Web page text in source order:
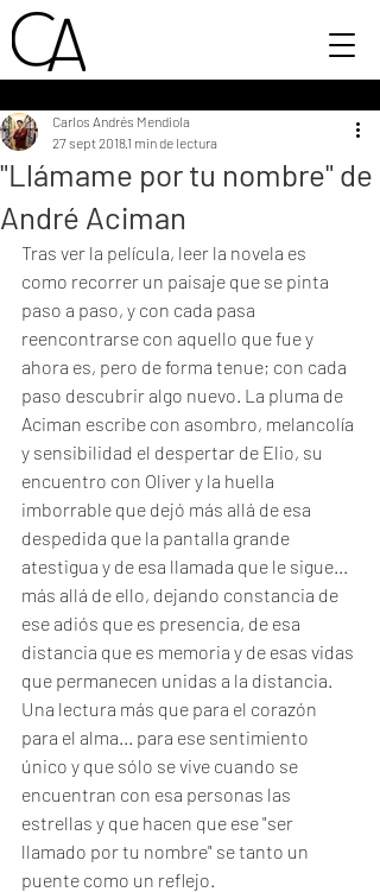
"Llámame por tu nombre" de
André Aciman
Carlos Andrés Mendiola
27 sept 20181 min de lectura
Tras ver la película, leer la novela es
como recorrer un paisaje que se pinta
paso a paso, y con cada pasa
reencontrarse con aquello que fue y
ahora es, pero de forma tenue; con cada
paso descubrir algo nuevo. La pluma de
Aciman escribe con asombro, melancolía
y sensibilidad el despertar de Elio, su
encuentro con Oliver y la huella
imborrable que dejó más allá de esa
despedida que la pantalla grande
atestigua y de esa llamada que le sigue...
más allá de ello, dejando constancia de
ese adiós que es presencia, de esa
distancia que es memoria y de esas vidas
que permanecen unidas a la distancia.
Una lectura más que para el corazón
para el alma... para ese sentimiento
único y que sólo se vive cuando se
encuentran con esa personas las
estrellas y que hacen que ese "ser
llamado por tu nombre" se tanto un
puente como un reflejo.